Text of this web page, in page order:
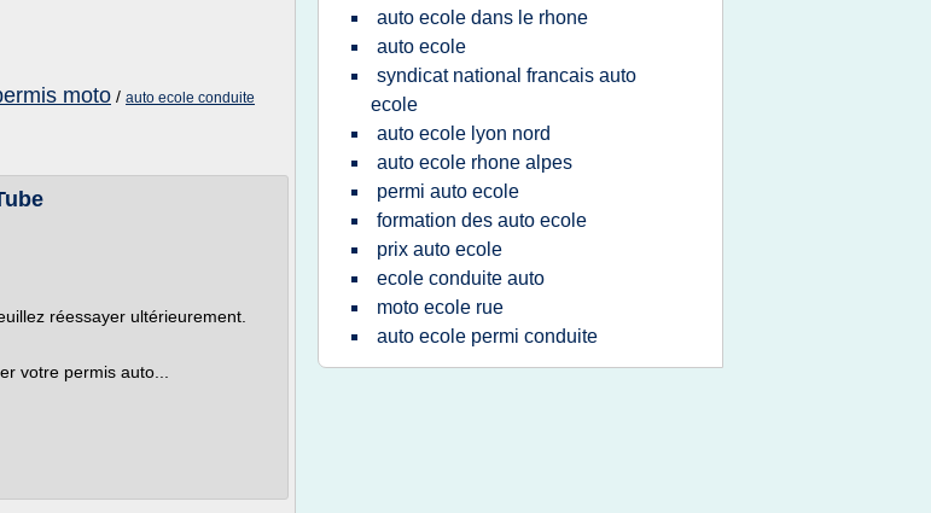
moto / auto ecole conduite
réessayer ultérieurement.
votre permis auto...
auto ecole dans le rhone
auto ecole
syndicat national francais auto
ecole
auto ecole lyon nord
auto ecole rhone alpes
permi auto ecole
formation des auto ecole
prix auto ecole
ecole conduite auto
moto ecole rue
auto ecole permi conduite